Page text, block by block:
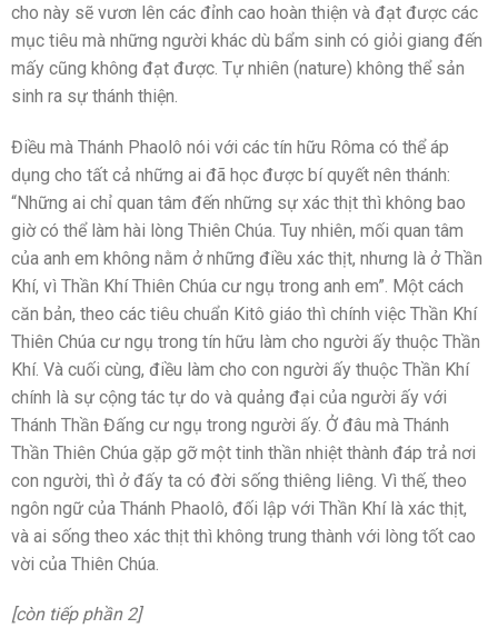
cho này sẽ vươn lên các đỉnh cao hoàn thiện và đạt được các
mục tiêu mà những người khác dù bẩm sinh có giỏi giang đến
mấy cũng không đạt được. Tự nhiên (nature) không thể sản
sinh ra sự thánh thiện.
Điều mà Thánh Phaolô nói với các tín hữu Rôma có thể áp
dụng cho tất cả những ai đã học được bí quyết nên thánh:
“Những ai chỉ quan tâm đến những sự xác thịt thì không bao
giờ có thể làm hài lòng Thiên Chúa. Tuy nhiên, mối quan tâm
của anh em không nằm ở những điều xác thịt, nhưng là ở Thần
Khí, vì Thần Khí Thiên Chúa cư ngụ trong anh em”. Một cách
căn bản, theo các tiêu chuẩn Kitô giáo thì chính việc Thần Khí
Thiên Chúa cư ngụ trong tín hữu làm cho người ấy thuộc Thần
Khí. Và cuối cùng, điều làm cho con người ấy thuộc Thần Khí
chính là sự cộng tác tự do và quảng đại của người ấy với
Thánh Thần Đấng cư ngụ trong người ấy. Ở đâu mà Thánh
Thần Thiên Chúa gặp gỡ một tinh thần nhiệt thành đáp trả nơi
con người, thì ở đấy ta có đời sống thiêng liêng. Vì thế, theo
ngôn ngữ của Thánh Phaolô, đối lập với Thần Khí là xác thịt,
và ai sống theo xác thịt thì không trung thành với lòng tốt cao
vời của Thiên Chúa.
[còn tiếp phần 2]